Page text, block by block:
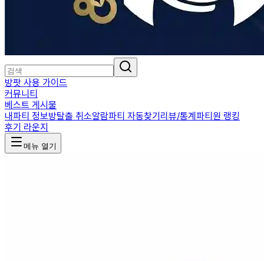
방팟 사용 가이드
커뮤니티
베스트 게시물
내파티 정보방탈출 취소알람파티 자동찾기리뷰/통계파티원 랭킹
후기 라운지
메뉴 열기